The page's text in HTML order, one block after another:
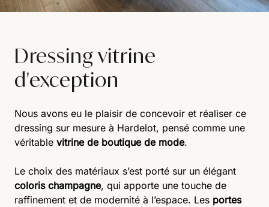
Dressing vitrine
d'exception
Nous avons eu le plaisir de concevoir et réaliser ce
dressing sur mesure à Hardelot, pensé comme une
véritable vitrine de boutique de mode.
Le choix des matériaux s’est porté sur un élégant
coloris champagne, qui apporte une touche de
raffinement et de modernité à l’espace. Les portes